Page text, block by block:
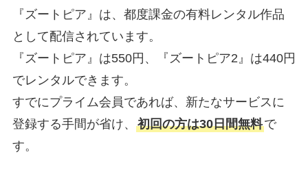
『ズートピア』は、都度課金の有料レンタル作品
として配信されています。
『ズートピア』は550円、『ズートピア2』は440円
でレンタルできます。
すでにプライム会員であれば、新たなサービスに
登録する手間が省け、 初回の方は30日間無料で
す。